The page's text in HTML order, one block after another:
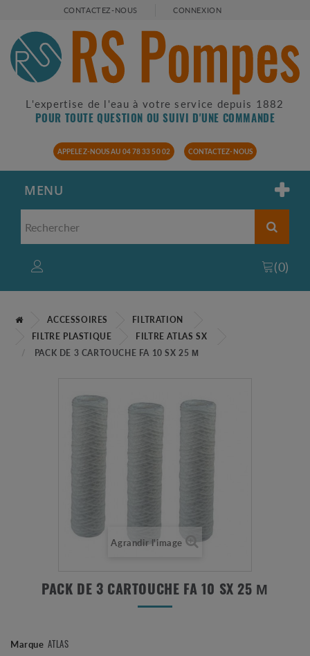
CONTACTEZ-NOUS CONNEXION
L'expertise de l'eau à votre service depuis 1882
POUR TOUTE QUESTION OU SUIVI D'UNE COMMANDE
APPELEZ-NOUS AU 04 78 33 50 02 CONTACTEZ-NOUS
MENU
(0)
ACCESSOIRES
FILTRATION
FILTRE PLASTIQUE
FILTRE ATLAS SX
PACK DE 3 CARTOUCHE FA 10 SX 25 Μ
Agrandir l'image
PACK DE 3 CARTOUCHE FA 10 SX 25 Μ
Marque ATLAS